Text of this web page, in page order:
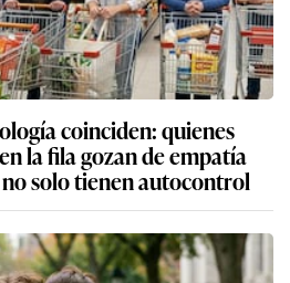
coinciden: quienes
la fila gozan de empatía
solo tienen autocontrol